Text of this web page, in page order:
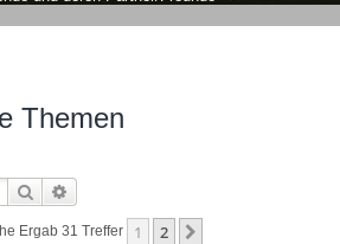
Themen
Suche
Ergab 31 Treffer 1 2